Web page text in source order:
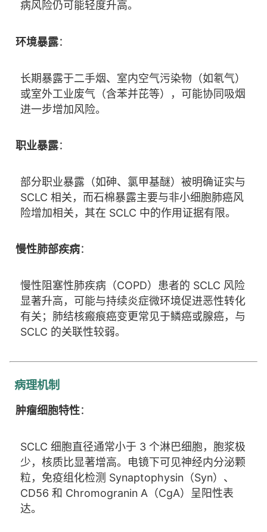
病风险仍可能轻度升高。
环境暴露：
长期暴露于二手烟、室内空气污染物（如氡气）
或室外工业废气（含苯并芘等），可能协同吸烟
进一步增加风险。
职业暴露：
部分职业暴露（如砷、氯甲基醚）被明确证实与
SCLC 相关，而石棉暴露主要与非小细胞肺癌风
险增加相关，其在 SCLC 中的作用证据有限。
慢性肺部疾病：
慢性阻塞性肺疾病（COPD）患者的 SCLC 风险
显著升高，可能与持续炎症微环境促进恶性转化
有关；肺结核瘢痕癌变更常见于鳞癌或腺癌，与
SCLC 的关联性较弱。
病理机制
肿瘤细胞特性：
SCLC 细胞直径通常小于 3 个淋巴细胞，胞浆极
少，核质比显著增高。电镜下可见神经内分泌颗
粒，免疫组化检测 Synaptophysin（Syn）、
CD56 和 Chromogranin A（CgA）呈阳性表
达。